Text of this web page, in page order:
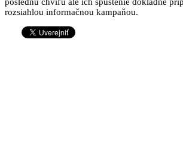
rozsiahlou informačnou kampaňou.